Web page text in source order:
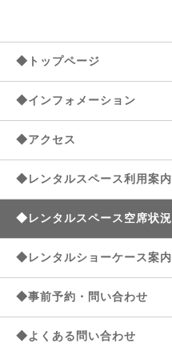
◆トップページ
◆インフォメーション
◆アクセス
◆レンタルスペース利用案内
◆レンタルスペース空席状況
◆レンタルショーケース案内
◆事前予約・問い合わせ
◆よくある問い合わせ